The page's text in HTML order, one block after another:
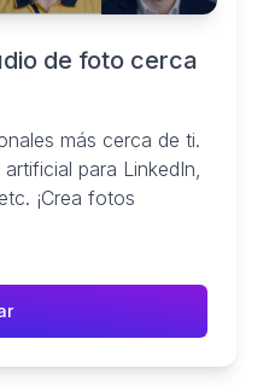
de foto cerca
más cerca de ti.
para LinkedIn,
¡Crea fotos